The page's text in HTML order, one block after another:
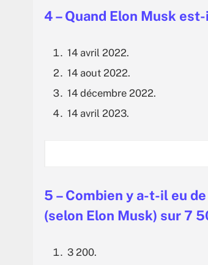
4 – Quand Elon Musk
14 avril 2022.
14 aout 2022.
14 décembre 2022.
14 avril 2023.
5 – Combien y a-t-il eu
(selon Elon Musk) sur 7
3 200.